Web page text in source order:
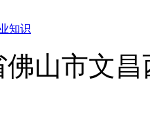
知识
山市文